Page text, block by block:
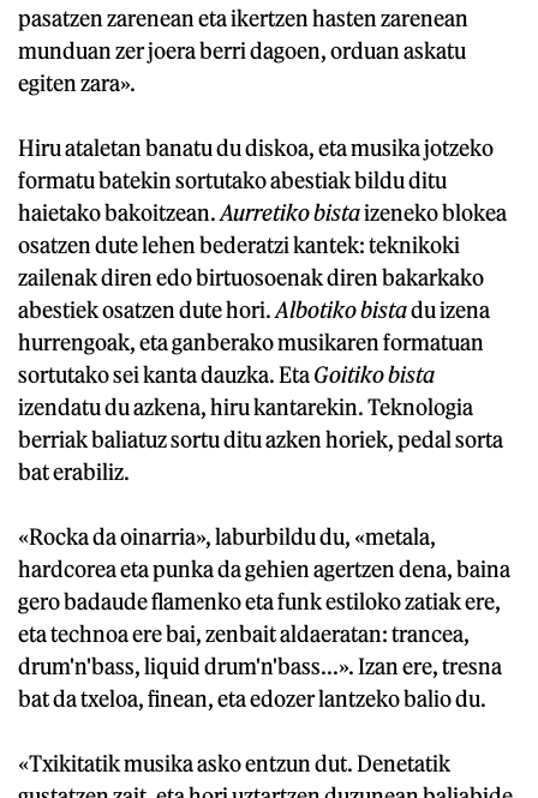
pasatzen zarenean eta ikertzen hasten zarenean
munduan zer joera berri dagoen, orduan askatu
egiten zara».
Hiru ataletan banatu du diskoa, eta musika jotzeko
formatu batekin sortutako abestiak bildu ditu
haietako bakoitzean.Aurretiko bistaizeneko blokea
osatzen dute lehen bederatzi kantek: teknikoki
zailenak diren edo birtuosoenak diren bakarkako
abestiek osatzen dute hori.Albotiko bistadu izena
hurrengoak, eta ganberako musikaren formatuan
sortutako sei kanta dauzka. EtaGoitiko bista
izendatu du azkena, hiru kantarekin. Teknologia
berriak baliatuz sortu ditu azken horiek, pedal sorta
bat erabiliz.
«Rocka da oinarria», laburbildu du, «metala,
hardcorea eta punka da gehien agertzen dena, baina
gero badaude flamenko eta funk estiloko zatiak ere,
eta technoa ere bai, zenbait aldaeratan: trancea,
drum'n'bass, liquid drum'n'bass...». Izan ere, tresna
bat da txeloa, finean, eta edozer lantzeko balio du.
«Txikitatik musika asko entzun dut. Denetatik